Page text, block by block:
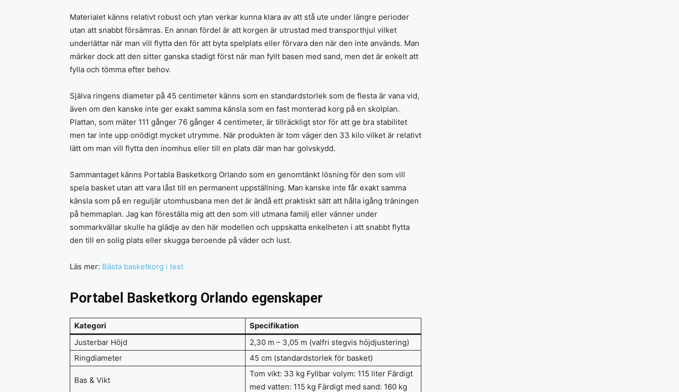
Materialet känns relativt robust och ytan verkar kunna klara av att stå ute under längre perioder
utan att snabbt försämras. En annan fördel är att korgen är utrustad med transporthjul vilket
underlättar när man vill flytta den för att byta spelplats eller förvara den när den inte används. Man
märker dock att den sitter ganska stadigt först när man fyllt basen med sand, men det är enkelt att
fylla och tömma efter behov.
Själva ringens diameter på 45 centimeter känns som en standardstorlek som de flesta är vana vid,
även om den kanske inte ger exakt samma känsla som en fast monterad korg på en skolplan.
Plattan, som mäter 111 gånger 76 gånger 4 centimeter, är tillräckligt stor för att ge bra stabilitet
men tar inte upp onödigt mycket utrymme. När produkten är tom väger den 33 kilo vilket är relativt
lätt om man vill flytta den inomhus eller till en plats där man har golvskydd.
Sammantaget känns Portabla Basketkorg Orlando som en genomtänkt lösning för den som vill
spela basket utan att vara låst till en permanent uppställning. Man kanske inte får exakt samma
känsla som på en reguljär utomhusbana men det är ändå ett praktiskt sätt att hålla igång träningen
på hemmaplan. Jag kan föreställa mig att den som vill utmana familj eller vänner under
sommarkvällar skulle ha glädje av den här modellen och uppskatta enkelheten i att snabbt flytta
den till en solig plats eller skugga beroende på väder och lust.
Läs mer: Bästa basketkorg i test
Portabel Basketkorg Orlando egenskaper
Kategori
Specifikation
Justerbar Höjd
2,30 m – 3,05 m (valfri stegvis höjdjustering)
Ringdiameter
45 cm (standardstorlek för basket)
Bas & Vikt
Tom vikt: 33 kg Fyllbar volym: 115 liter Färdigt
med vatten: 115 kg Färdigt med sand: 160 kg